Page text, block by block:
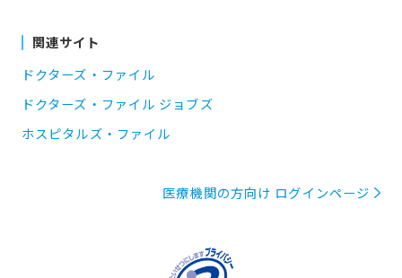
関連サイト
ドクターズ・ファイル
ドクターズ・ファイル ジョブズ
ホスピタルズ・ファイル
医療機関の方向け ログインページ